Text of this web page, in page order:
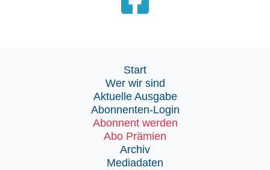
Start
Wer wir sind
Aktuelle Ausgabe
Abonnenten-Login
Abonnent werden
Abo Prämien
Archiv
Mediadaten